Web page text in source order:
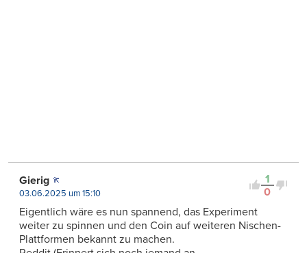
1
0
Gierig
03.06.2025 um 15:10
Eigentlich wäre es nun spannend, das Experiment
weiter zu spinnen und den Coin auf weiteren Nischen-
Plattformen bekannt zu machen.